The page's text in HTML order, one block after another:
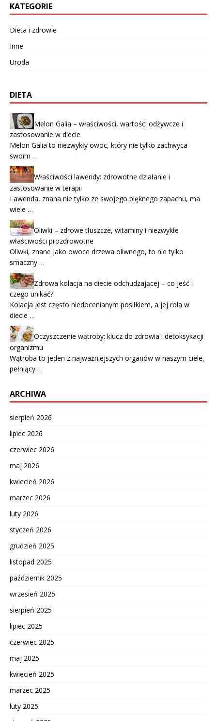
KATEGORIE
Dieta i zdrowie
Inne
Uroda
DIETA
Melon Galia – właściwości, wartości odżywcze i
zastosowanie w diecie
Melon Galia to niezwykły owoc, który nie tylko zachwyca
swoim …
Właściwości lawendy: zdrowotne działanie i
zastosowanie w terapii
Lawenda, znana nie tylko ze swojego pięknego zapachu, ma
wiele …
Oliwki – zdrowe tłuszcze, witaminy i niezwykłe
właściwości prozdrowotne
Oliwki, znane jako owoce drzewa oliwnego, to nie tylko
smaczny …
Zdrowa kolacja na diecie odchudzającej – co jeść i
czego unikać?
Kolacja jest często niedocenianym posiłkiem, a jej rola w
diecie …
Oczyszczenie wątroby: klucz do zdrowia i detoksykacji
organizmu
Wątroba to jeden z najważniejszych organów w naszym ciele,
pełniący …
ARCHIWA
sierpień 2026
lipiec 2026
czerwiec 2026
maj 2026
kwiecień 2026
marzec 2026
luty 2026
styczeń 2026
grudzień 2025
listopad 2025
październik 2025
wrzesień 2025
sierpień 2025
lipiec 2025
czerwiec 2025
maj 2025
kwiecień 2025
marzec 2025
luty 2025